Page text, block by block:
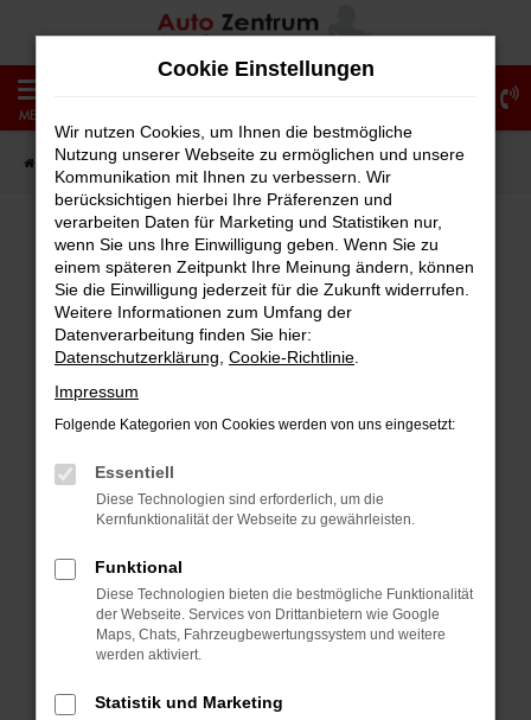
Zum
springen
MENÜ
Startseite Fahrzeugangebote Fahrzeug-Showroom
Fehler: Network Error
Beim Laden ist ein Fehler aufgetreten.
Hier sind ein paar Tipps, die dir helfen können:
Überprüfe deine Firewall und deine
Internetverbindung.
deine Suchmaschine?
Prüfe deine Browsererweiterungen.
können das Laden bestimmter Seiten
verhindern. Funktioniert die Seite in einem
anderen Browser oder in einem privaten
Fenster?
Starte dein Gerät neu.
Cookie Einstellungen
Wir nutzen Cookies, um Ihnen die bestmögliche
Nutzung unserer Webseite zu ermöglichen und unsere
Kommunikation mit Ihnen zu verbessern. Wir
berücksichtigen hierbei Ihre Präferenzen und
verarbeiten Daten für Marketing und Statistiken nur,
wenn Sie uns Ihre Einwilligung geben. Wenn Sie zu
einem späteren Zeitpunkt Ihre Meinung ändern, können
Sie die Einwilligung jederzeit für die Zukunft widerrufen.
Weitere Informationen zum Umfang der
Datenverarbeitung finden Sie hier:
Datenschutzerklärung Cookie-Richtlinie
Impressum
Folgende Kategorien von Cookies werden von uns eingesetzt:
Essentiell
Diese Technologien sind erforderlich, um die
Kernfunktionalität der Webseite zu gewährleisten.
Funktional
Diese Technologien bieten die bestmögliche Funktionalität
der Webseite. Services von Drittanbietern wie Google
Maps, Chats, Fahrzeugbewertungssystem und weitere
werden aktiviert.
Statistik und Marketing